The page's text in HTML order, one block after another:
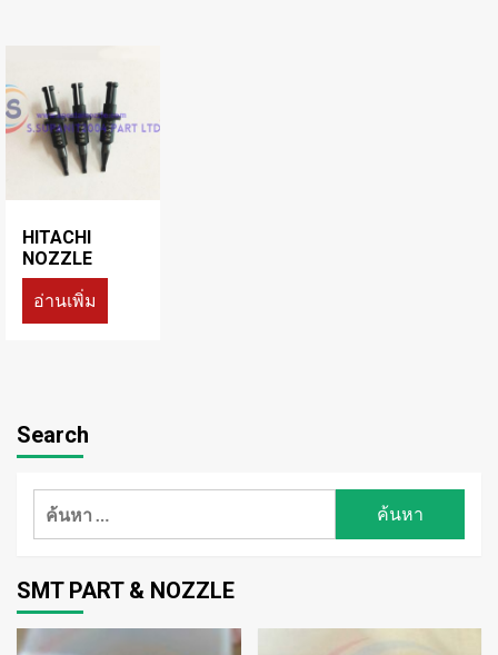
HITACHI
NOZZLE
อ่านเพิ่ม
Search
ค้นหา
SMT PART & NOZZLE